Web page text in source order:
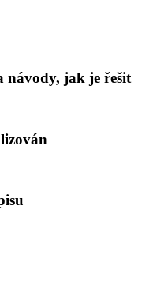
návody, jak je řešit